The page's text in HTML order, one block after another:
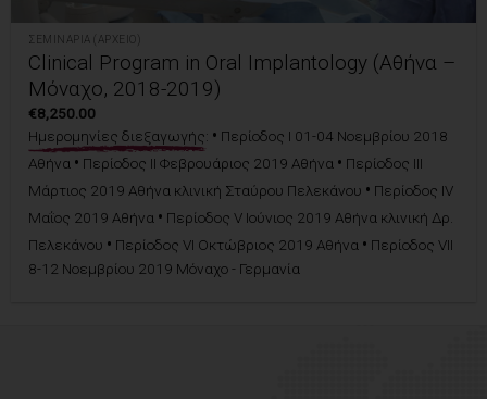
ΣΕΜΙΝΆΡΙΑ (ΑΡΧΕΊΟ)
Clinical Program in Oral Implantology (Αθήνα –
Μόναχο, 2018-2019)
€8,250.00
Ημερομηνίες διεξαγωγής: • Περίοδος I 01-04 Νοεμβρίου 2018
Αθήνα • Περίοδος II Φεβρουάριος 2019 Αθήνα • Περίοδος III
Μάρτιος 2019 Αθήνα κλινική Σταύρου Πελεκάνου • Περίοδος IV
Μαΐος 2019 Αθήνα • Περίοδος V Ιούνιος 2019 Αθήνα κλινική Δρ.
Πελεκάνου • Περίοδος VI Οκτώβριος 2019 Αθήνα • Περίοδος VII
8-12 Νοεμβρίου 2019 Μόναχο - Γερμανία